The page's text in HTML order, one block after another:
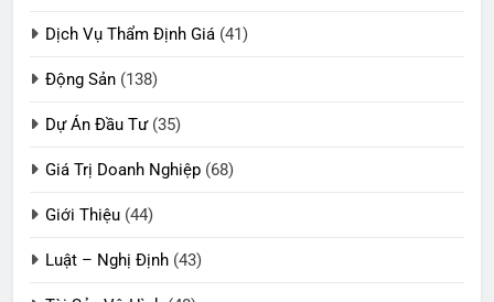
Dịch Vụ Thẩm Định Giá (41)
Động Sản (138)
Dự Án Đầu Tư(35)
Giá Trị Doanh Nghiệp (68)
Giới Thiệu (44)
Luật – Nghị Định (43)